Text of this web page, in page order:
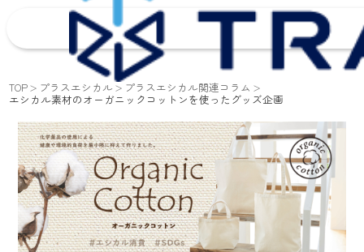
TOP プラスエシカル プラスエシカル関連コラム
エシカル素材のオーガニックコットンを使ったグッズ企画